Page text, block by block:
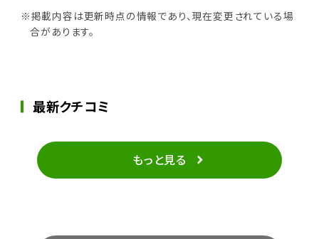
※掲載内容は更新時点の情報であり、現在変更されている場
合があります。
最新クチコミ
もっと見る